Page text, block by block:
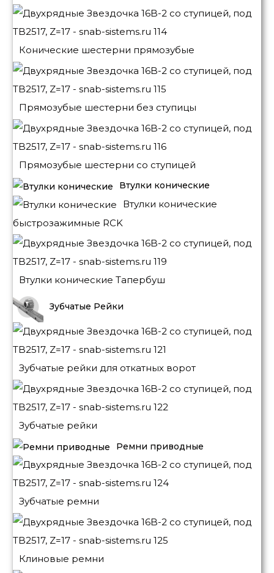
Конические шестерни прямозубые
Прямозубые шестерни без ступицы
Прямозубые шестерни со ступицей
Втулки конические
Втулки конические
быстрозажимные RCK
Втулки конические Тапербуш
Зубчатые Рейки
Зубчатые рейки для откатных ворот
Зубчатые рейки
Ремни приводные
Зубчатые ремни
Клиновые ремни